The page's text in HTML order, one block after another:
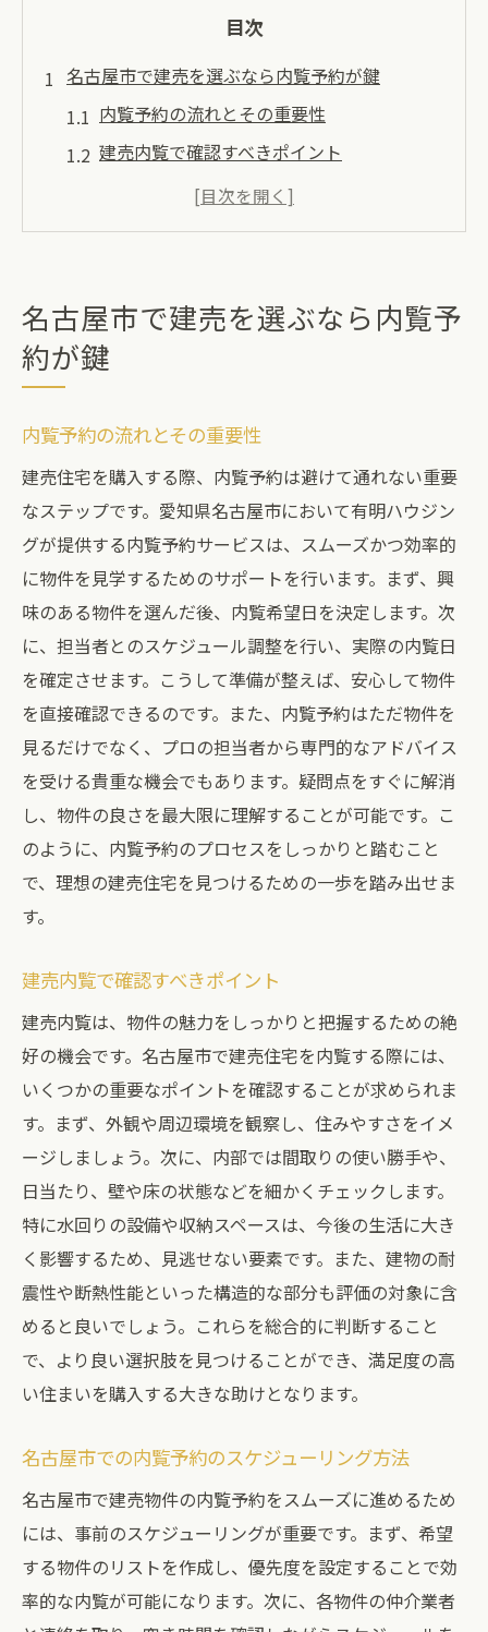
目次
名古屋市で建売を選ぶなら内覧予約が鍵
内覧予約の流れとその重要性
建売内覧で確認すべきポイント
名古屋市での内覧予約のスケジューリング
内覧予約利用者の声から学ぶポイント
効率的な内覧予約で理想の物件を見つける
地域密着型の建売物件選びで理想の住まいを実
地域密着型のメリットと選び方
名古屋市の地元特性を活かした建売物件
地域密着型のサポートで選ぶ建売の魅力
プロの視点で見る地域密着型建売の選択肢
名古屋市特有のライフスタイルに合った建
売
有明ハウジングが提案する名古屋市の建売購入
までの道のり
購入プロセスを知るための第一歩
購入までのステップと有明ハウジングの支
援
建売購入における重要なポイントと注意点
秘訣
購入後のアフターサポートについて
透明性のある建売取引を名古屋市で体験する
透明性のある取引を実現するためのポイン
名古屋市の建売市場における透明性の重要
性
取引の透明性を確保するためのチェックリ
スト
有明ハウジングの透明性確保への取り組み
透明な取引を実現するための契約プロセス
安心の取引を支える透明性の利点
名古屋市建売物件内覧予約のメリットを活用す
内覧予約のメリットを最大限に活用する方
名古屋市での内覧予約がもたらす利点
名古屋市で建売を選ぶなら内覧予
約が鍵
内覧予約の流れとその重要性
建売住宅を購入する際、内覧予約は避けて通れない重要
なステップです。愛知県名古屋市において有明ハウジン
グが提供する内覧予約サービスは、スムーズかつ効率的
に物件を見学するためのサポートを行います。まず、興
味のある物件を選んだ後、内覧希望日を決定します。次
に、担当者とのスケジュール調整を行い、実際の内覧日
を確定させます。こうして準備が整えば、安心して物件
を直接確認できるのです。また、内覧予約はただ物件を
見るだけでなく、プロの担当者から専門的なアドバイス
を受ける貴重な機会でもあります。疑問点をすぐに解消
し、物件の良さを最大限に理解することが可能です。こ
のように、内覧予約のプロセスをしっかりと踏むこと
で、理想の建売住宅を見つけるための一歩を踏み出せま
す。
建売内覧で確認すべきポイント
建売内覧は、物件の魅力をしっかりと把握するための絶
好の機会です。名古屋市で建売住宅を内覧する際には、
いくつかの重要なポイントを確認することが求められま
す。まず、外観や周辺環境を観察し、住みやすさをイメ
ージしましょう。次に、内部では間取りの使い勝手や、
日当たり、壁や床の状態などを細かくチェックします。
特に水回りの設備や収納スペースは、今後の生活に大き
く影響するため、見逃せない要素です。また、建物の耐
震性や断熱性能といった構造的な部分も評価の対象に含
めると良いでしょう。これらを総合的に判断すること
で、より良い選択肢を見つけることができ、満足度の高
い住まいを購入する大きな助けとなります。
名古屋市での内覧予約のスケジューリング方法
名古屋市で建売物件の内覧予約をスムーズに進めるため
には、事前のスケジューリングが重要です。まず、希望
する物件のリストを作成し、優先度を設定することで効
率的な内覧が可能になります。次に、各物件の仲介業者